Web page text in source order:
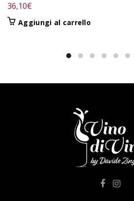
36,10€
Aggiungi al carrello